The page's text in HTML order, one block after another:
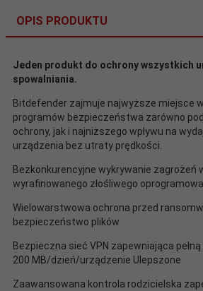
OPIS PRODUKTU
Jeden produkt do ochrony wszystkich
spowalniania.
Bitdefender zajmuje najwyższe miejsce
programów bezpieczeństwa zarówno
ochrony, jak i najniższego wpływu na
urządzenia bez utraty prędkości.
Bezkonkurencyjne wykrywanie zagrożeń
wyrafinowanego złośliwego
Wielowarstwowa ochrona przed
bezpieczeństwo plików
Bezpieczna sieć VPN zapewniająca
200 MB/dzień/urządzenie Ulepszone
Zaawansowana kontrola rodzicielska